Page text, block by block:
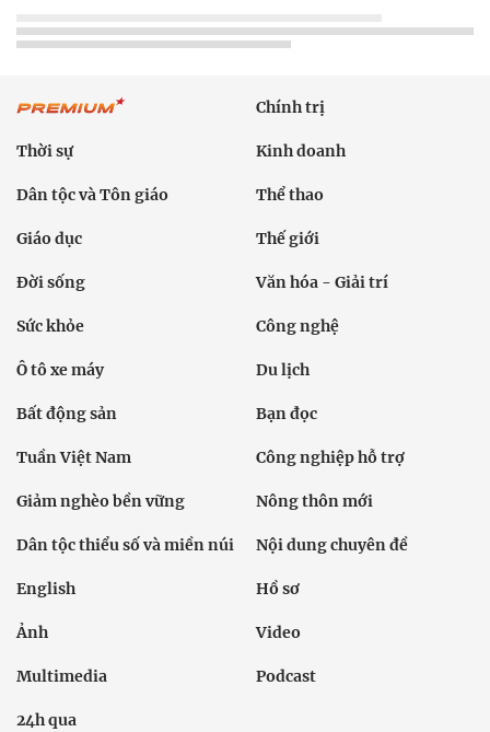
Chính trị
Thời sự Kinh doanh
Dân tộc và Tôn giáo Thể thao
Giáo dục Thế giới
Đời sống Văn hóa - Giải trí
Sức khỏe Công nghệ
Ô tô xe máy Du lịch
Bất động sản Bạn đọc
Tuần Việt Nam Công nghiệp hỗ trợ
Giảm nghèo bền vững Nông thôn mới
Dân tộc thiểu số và miền núi Nội dung chuyên đề
English Hồ sơ
Ảnh Video
Multimedia Podcast
24h qua